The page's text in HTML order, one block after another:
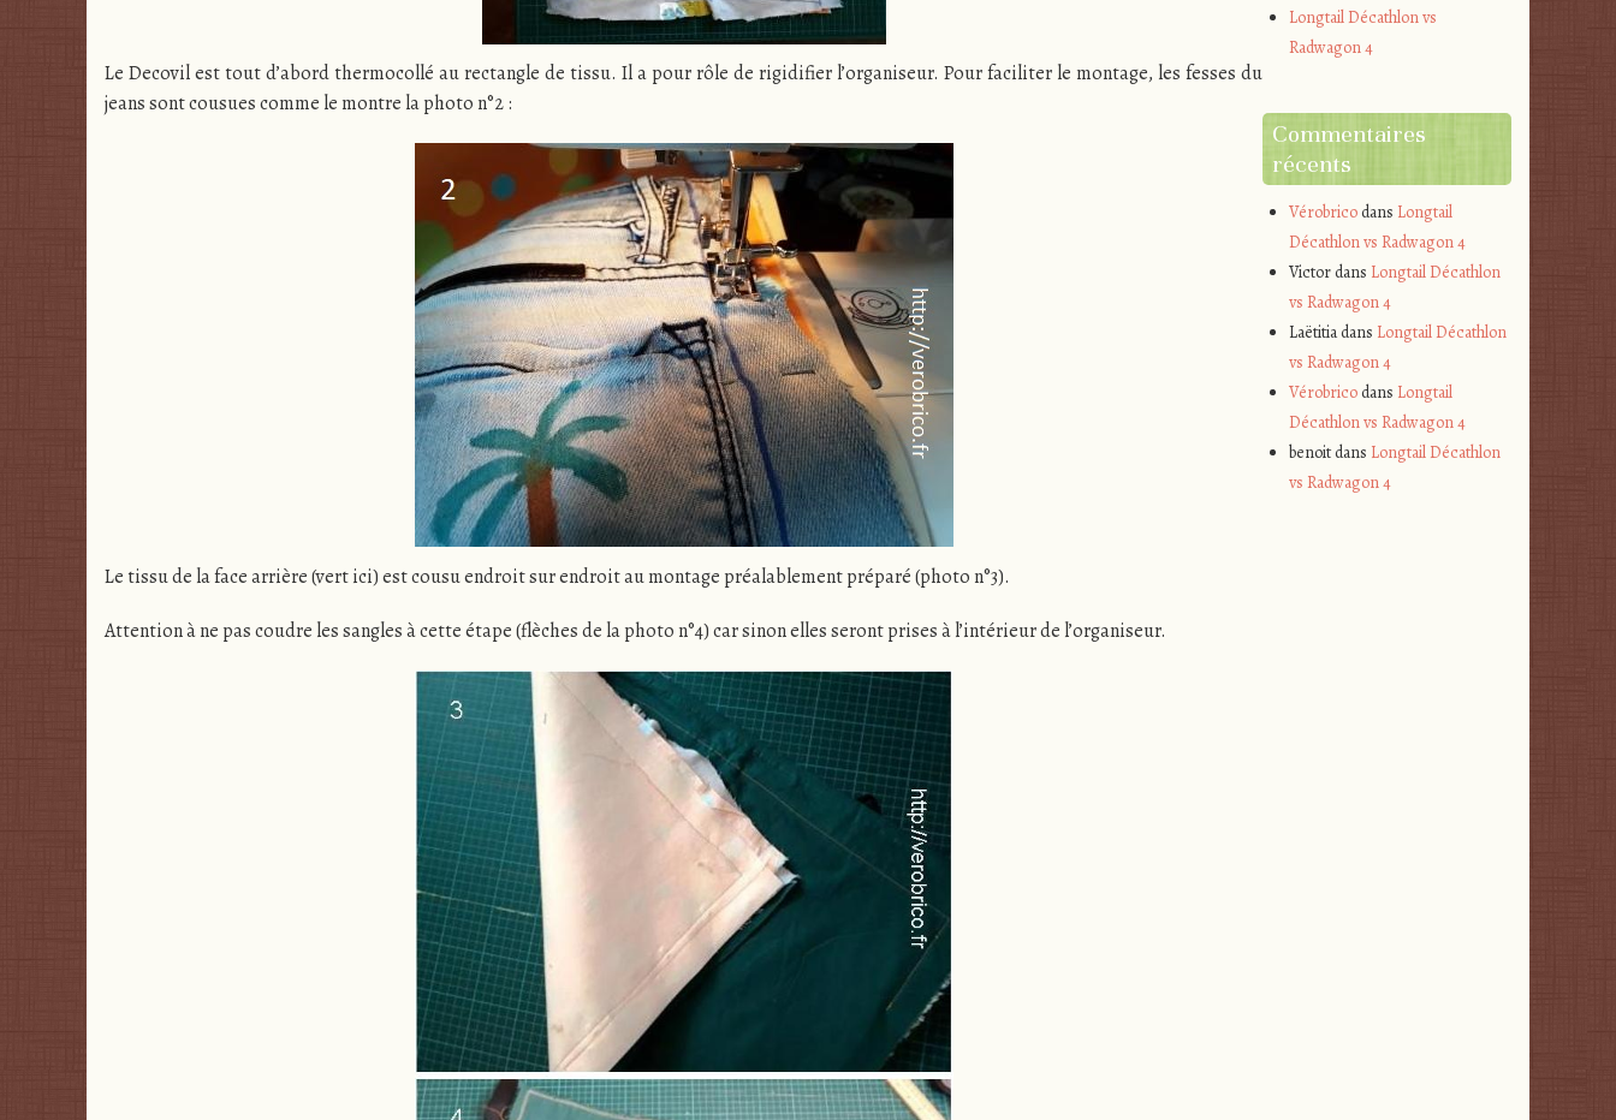
Le Decovil est tout d’abord thermocollé au rectangle de tissu. Il a pour rôle de rigidifier l’organiseur. Pour faciliter le montage, les fesses du
jeans sont cousues comme le montre la photo n°2 :
Le tissu de la face arrière (vert ici) est cousu endroit sur endroit au montage préalablement préparé (photo n°3).
Attention à ne pas coudre les sangles à cette étape (flèches de la photo n°4) car sinon elles seront prises à l’intérieur de l’organiseur.
Longtail Décathlon vs
Radwagon 4
Commentaires
récents
Vérobricodans Longtail
Décathlon vs Radwagon 4
Victordans Longtail Décathlon
vs Radwagon 4
Laëtitiadans Longtail Décathlon
vs Radwagon 4
Vérobricodans Longtail
Décathlon vs Radwagon 4
benoitdans Longtail Décathlon
vs Radwagon 4